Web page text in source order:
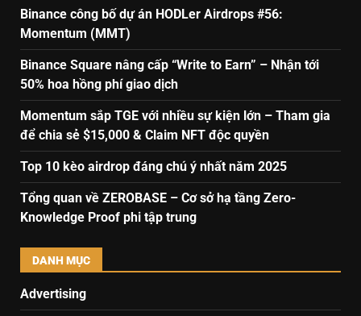
Binance công bố dự án HODLer Airdrops #56:
Momentum (MMT)
Binance Square nâng cấp “Write to Earn” – Nhận tới
50% hoa hồng phí giao dịch
Momentum sắp TGE với nhiều sự kiện lớn – Tham gia
để chia sẻ $15,000 & Claim NFT độc quyền
Top 10 kèo airdrop đáng chú ý nhất năm 2025
Tổng quan về ZEROBASE – Cơ sở hạ tầng Zero-
Knowledge Proof phi tập trung
DANH MỤC
Advertising